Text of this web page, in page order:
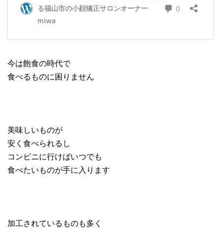
今は飽食の時代で
食べるものに困りません
美味しいものが
安く食べられるし
コンビニに行けばいつでも
食べたいものが手に入ります
加工されているものも多く